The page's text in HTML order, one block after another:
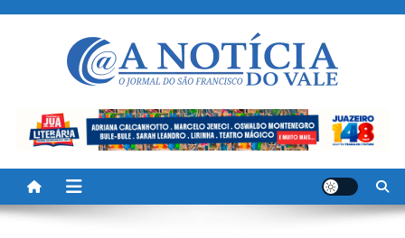
A Noticia Do Vale